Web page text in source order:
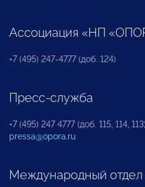
Ассоциация «НП
+7 (495) 247-4777 (доб. 124)
Пресс-служба
+7 (495) 247 4777 (доб. 115, 114, 113)
pressa@opora.ru
Международный